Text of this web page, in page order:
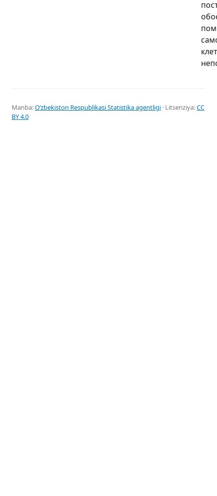
Manba:Oʻzbekiston Respublikasi Statistika agentligi · Litsenziya:CC
BY 4.0